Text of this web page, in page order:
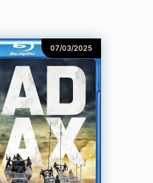
07/03/2025